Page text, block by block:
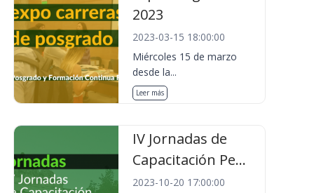
2023
2023-03-15 18:00:00
Miércoles 15 de marzo
desde la...
Leer más
IV Jornadas de
Capacitación Pe...
2023-10-20 17:00:00